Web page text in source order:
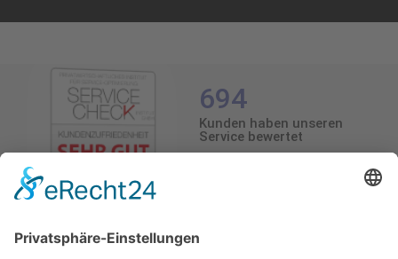
4.5/5.0
694
Kunden haben unseren
Service bewertet